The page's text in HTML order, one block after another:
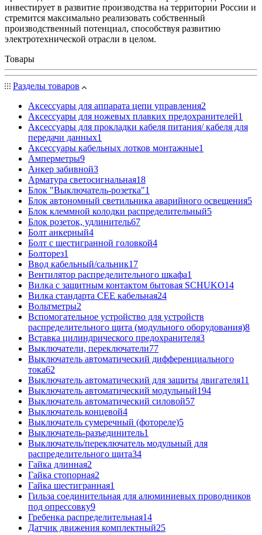
инвестирует в развитие производства на территории России и
стремится максимально реализовать собственный
производственный потенциал, способствуя развитию
электротехнической отрасли в целом.
Товары
Разделы товаров
Аксессуары для аппарата цепи управления2
Аксессуары для ножевых плавких предохранителей1
Аксессуары для прокладки кабеля питания/ кабеля для
передачи данных1
Аксессуары кабельных лотков монтажные1
Амперметры9
Анкер забивной3
Арматура светосигнальная18
Блок "Выключатель-розетка"1
Блок автономный светильника аварийного освещения5
Блок клеммной колодки распределительный5
Блок розеток, удлинитель67
Болт анкерный4
Болт с шестигранной головкой4
Болторез1
Ввод кабельный/сальник17
Вентилятор распределительного шкафа1
Вилка с защитным контактом бытовая SCHUKO14
Вилка стандарта CEE кабельная24
Вольтметры2
Вспомогательное устройство для устройств
распределительного щита (модульного оборудования)8
Вставка цилиндрического предохранителя3
Выключатели, переключатели77
Выключатель автоматический дифференциального
тока62
Выключатель автоматический для защиты двигателя11
Выключатель автоматический модульный194
Выключатель автоматический силовой57
Выключатель концевой4
Выключатель сумеречный (фотореле)5
Выключатель-разъединитель1
Выключатель/переключатель модульный для
распределительного щита34
Гайка длинная2
Гайка стопорная2
Гайка шестигранная1
Гильза соединительная для алюминиевых проводников
под опрессовку9
Гребенка распределительная14
Датчик движения комплектный25